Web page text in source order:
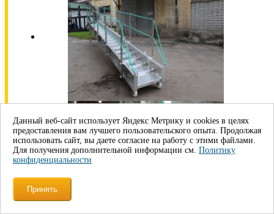
Данный веб-сайт использует Яндекс Метрику и cookies в целях
предоставления вам лучшего пользовательского опыта. Продолжая
использовать сайт, вы даете согласие на работу с этими файлами.
Для получения дополнительной информации см. Политику
конфиденциальности
Принять